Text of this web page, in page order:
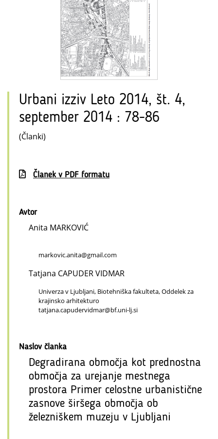
Urbani izziv Leto 2014, št. 4,
september 2014 : 78-86
(Članki)
Članek v PDF formatu
Avtor
Anita MARKOVIĆ
markovic.anita@gmail.com
Tatjana CAPUDER VIDMAR
Univerza v Ljubljani, Biotehniška fakulteta, Oddelek za
krajinsko arhitekturo
tatjana.capudervidmar@bf.uni-lj.si
Naslov članka
Degradirana območja kot prednostna
območja za urejanje mestnega
prostora Primer celostne urbanistične
zasnove širšega območja ob
železniškem muzeju v Ljubljani